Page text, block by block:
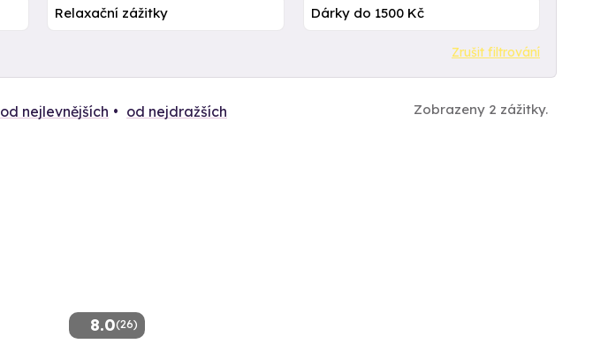
Zrušit filtrování
od nejlevnějších od nejdražších Zobrazeny 2 zážitky.
8.0(26)